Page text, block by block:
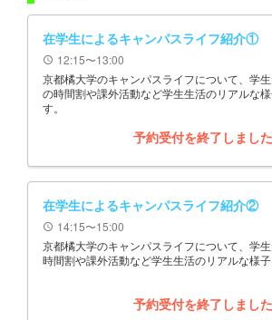
在学生によるキャンパスライフ紹介①
schedule 12:15〜13:00
京都橘大学のキャンパスライフについて、学
の時間割や課外活動など学生生活のリアルな
す。
予約受付を終了しました
在学生によるキャンパスライフ紹介②
schedule 14:15〜15:00
京都橘大学のキャンパスライフについて、学
時間割や課外活動など学生生活のリアルな様子
予約受付を終了しました